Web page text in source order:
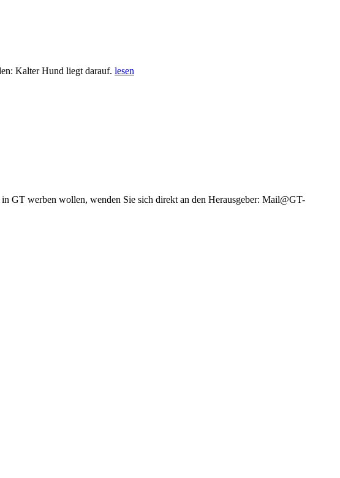
Kalter Hund liegt darauf. lesen
GT werben wollen, wenden Sie sich direkt an den Herausgeber: Mail@GT-